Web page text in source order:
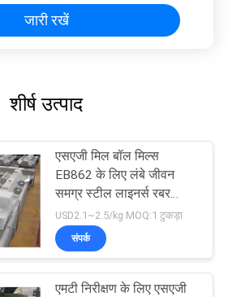
जारी रखें
शीर्ष उत्पाद
एसएजी मिल बॉल मिल्स
EB862 के लिए लंबे जीवन
समग्र स्टील लाइनर्स रबर
लाइनर
USD2.1~2.5/kg MOQ:1 टुकड़ा
संपर्क
एमटी निरीक्षण के लिए एसएजी